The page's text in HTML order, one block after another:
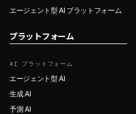
エージェント型 AI プラットフォーム
プラットフォーム
AI プラットフォーム
エージェント型 AI
生成 AI
予測 AI